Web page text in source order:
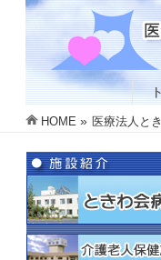
HOME » 医療法人と